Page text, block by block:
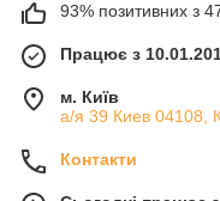
93% позитивних з
Працює з
м. Київ
а/я 39 Киев 04108,
Контакти